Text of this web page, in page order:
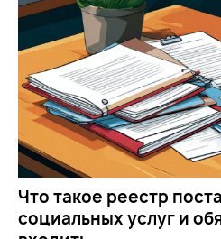
Что такое реестр
социальных услуг и